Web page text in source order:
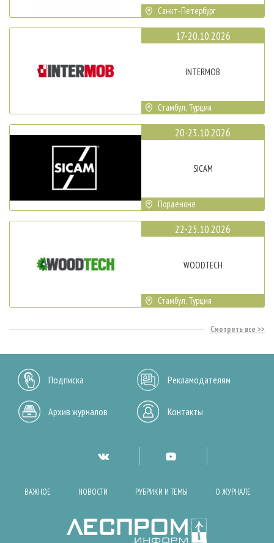
Санкт-Петербург
17-20.10.2026
INTERMOB
Стамбул, Турция
20-23.10.2026
SICAM
Порденоне
22-25.10.2026
WOODTECH
Стамбул, Турция
Смотреть все
Подписка Рекламодателям
Архив журналов Контакты
ВАЖНОЕ НОВОСТИ РУБРИКИ И ТЕМЫ О ЖУРНАЛЕ